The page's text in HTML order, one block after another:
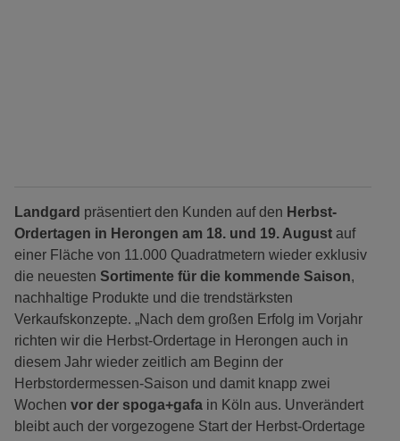
Landgard präsentiert den Kunden auf den Herbst-
Ordertagen in Herongen am 18. und 19. August auf
einer Fläche von 11.000 Quadratmetern wieder exklusiv
die neuesten Sortimente für die kommende Saison,
nachhaltige Produkte und die trendstärksten
Verkaufskonzepte. „Nach dem großen Erfolg im Vorjahr
richten wir die Herbst-Ordertage in Herongen auch in
diesem Jahr wieder zeitlich am Beginn der
Herbstordermessen-Saison und damit knapp zwei
Wochen vor der spoga+gafa in Köln aus. Unverändert
bleibt auch der vorgezogene Start der Herbst-Ordertage